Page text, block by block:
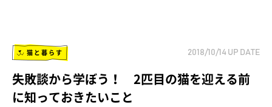
猫と暮らす 2018/10/14 UP DATE
失敗談から学ぼう！ 2匹目の猫を迎える前
に知っておきたいこと